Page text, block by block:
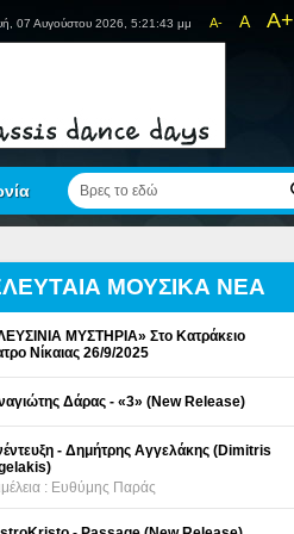
A- A A+
07 Αυγούστου 2026, 5:21:43 μμ
ΜΟΥΣΙΚΑ ΝΕΑ
ΜΥΣΤΗΡΙΑ» Στο Κατράκειο
Νίκαιας 26/9/2025
Δάρας - «3» (New Release)
- Δημήτρης Αγγελάκης (Dimitris
: Ευθύμης Παράς